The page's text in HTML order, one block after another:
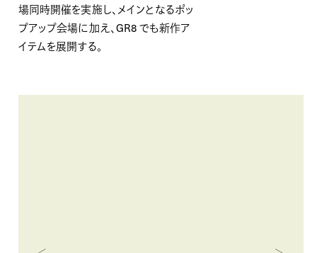
場同時開催を実施し、メインとなるポッ
プアップ会場に加え、GR8 でも新作ア
イテムを展開する。